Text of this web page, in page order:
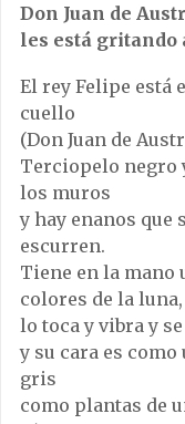
Don Juan de
les está gritando
El rey Felipe está
cuello
(Don Juan de
Terciopelo negro
los muros
y hay enanos que
escurren.
Tiene en la mano
colores de la luna,
lo toca y vibra y
y su cara es
gris
como plantas de